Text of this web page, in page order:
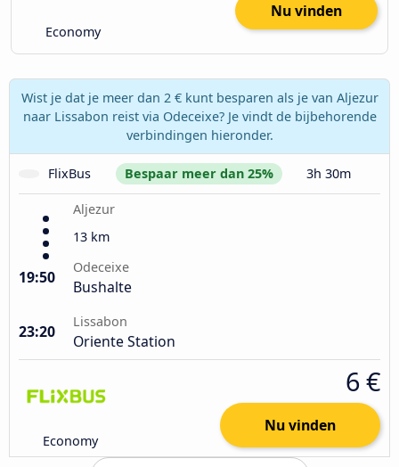
Economy
Nu vinden
Wist je dat je meer dan 2 € kunt besparen als je van Aljezur
naar Lissabon reist via Odeceixe? Je vindt de bijbehorende
verbindingen hieronder.
FlixBus Bespaar meer dan 25% 3h 30m
Aljezur
13 km
19:50
Odeceixe
Bushalte
23:20
Lissabon
Oriente Station
Economy
6 €
Nu vinden